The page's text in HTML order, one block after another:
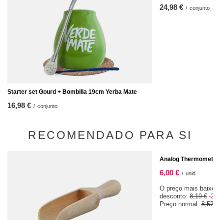
Starter set Gourd + Bombilla 19cm Yerba Mate
16,98 € / conjunto
24,98 € / conjunto
RECOMENDADO PARA SI
Analog Thermometer
6,00 € / unid.
O preço mais baixo
desconto: 8,19 € -
Preço normal: 8,57 €